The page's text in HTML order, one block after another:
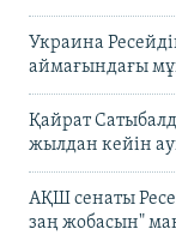
Украина
аймағындағы
Қайрат
жылдан кейін
АҚШ сенаты
заң жобасын"